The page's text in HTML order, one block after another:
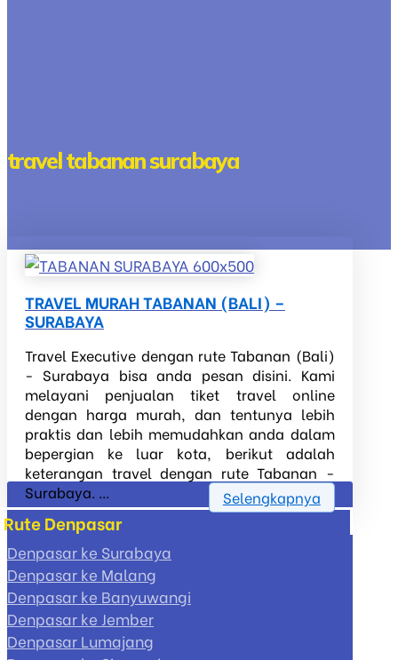
travel tabanan surabaya
TRAVEL MURAH TABANAN (BALI) –
SURABAYA
Travel Executive dengan rute Tabanan (Bali)
- Surabaya bisa anda pesan disini. Kami
melayani penjualan tiket travel online
dengan harga murah, dan tentunya lebih
praktis dan lebih memudahkan anda dalam
bepergian ke luar kota, berikut adalah
keterangan travel dengan rute Tabanan -
Surabaya. ...
Selengkapnya
Rute Denpasar
Denpasar ke Surabaya
Denpasar ke Malang
Denpasar ke Banyuwangi
Denpasar ke Jember
Denpasar Lumajang